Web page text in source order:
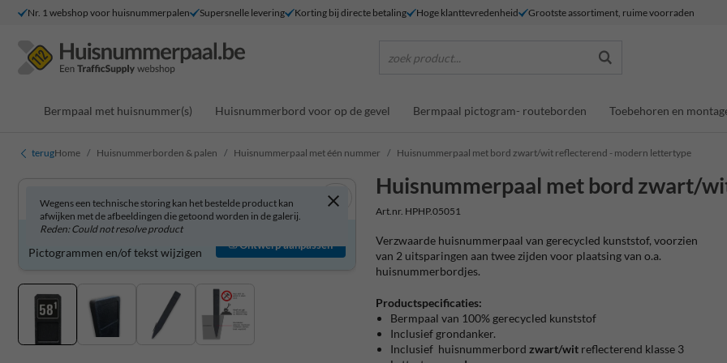
Nr. 1 webshop voor huisnummerpalen Supersnelle levering Korting bij directe betaling Hoge klanttevredenheid Grootste assortiment, ruime voorraden
zoek product...
Bermpaal met huisnummer(s) Huisnummerbord voor op de gevel Bermpaal pictogram- routeborden Toebehoren en
terugHome Huisnummerborden & palen Huisnummerpaal met één nummer Huisnummerpaal met bord zwart/wit reflecterend - modern lettertype
Huisnummerpaal met bord zwart/
Art.nr. HPHP.05051
Wegens een technische storing kan het bestelde product kan
afwijken met de afbeeldingen die getoond worden in de galerij.
Reden: Could not resolve product
Product zelf aanpassen?
Pictogrammen en/of tekst wijzigen
Ontwerp aanpassen
Verzwaarde huisnummerpaal van gerecycled kunststof, voorzien
van 2 uitsparingen aan twee zijden voor plaatsing van o.a.
huisnummerbordjes.
Productspecificaties:
Bermpaal van 100% gerecycled kunststof
Inclusief grondanker.
Inclusief huisnummerbordzwart/wit reflecterend klasse 3